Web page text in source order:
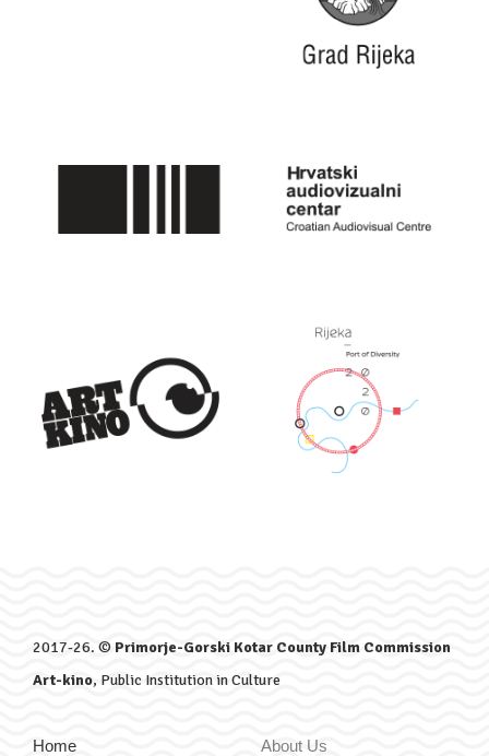
2017-26. © Primorje-Gorski Kotar County Film Commission
Art-kino, Public Institution in Culture
Home About Us